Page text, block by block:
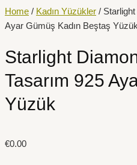
Home / Kadın Yüzükler / Starlight
Ayar Gümüş Kadın Beştaş Yüzük
Starlight
Tasarım 925
Yüzük
€0.00
Tasarım
925
Gümüş
Kadın
Beştaş
quantity